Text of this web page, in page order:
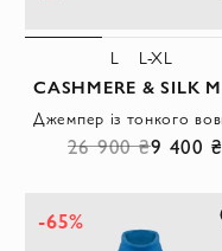
L L-XL
26 900 ₴9 400 ₴
-65%